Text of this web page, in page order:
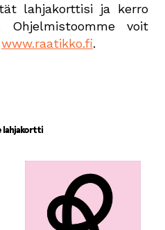
lahjakorttisi ja kerro
Ohjelmistoomme voit
www.raatikko.fi.
lahjakortti